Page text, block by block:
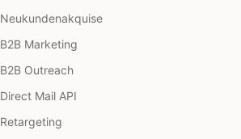
Neukundenakquise
B2B Marketing
B2B Outreach
Direct Mail API
Retargeting